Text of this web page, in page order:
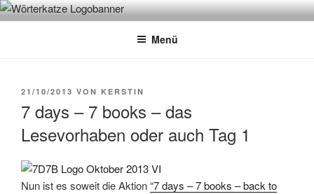
Zum
InhaltWÖRTERKATZE
Von Büchern erzählen
Menü
VERÖFFENTLICHT
21/10/2013 VON KERSTIN
7 days – 7 books – das
Lesevorhaben oder auch Tag 1
Nun ist es soweit die Aktion“7 days – 7 books – back to